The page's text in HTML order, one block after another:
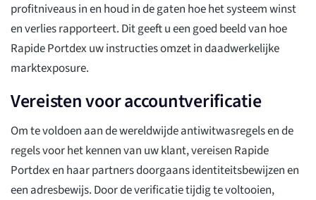
profitniveaus in en houd in de gaten hoe het systeem winst
en verlies rapporteert. Dit geeft u een goed beeld van hoe
Rapide Portdex uw instructies omzet in daadwerkelijke
marktexposure.
Vereisten voor accountverificatie
Om te voldoen aan de wereldwijde antiwitwasregels en de
regels voor het kennen van uw klant, vereisen Rapide
Portdex en haar partners doorgaans identiteitsbewijzen en
een adresbewijs. Door de verificatie tijdig te voltooien,